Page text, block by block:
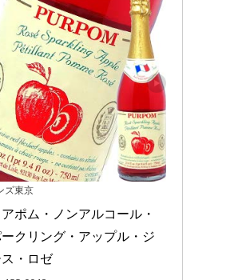
ズ東京
アポム・ノンアルコール・
クリング・アップル・ジ
ス・ロゼ